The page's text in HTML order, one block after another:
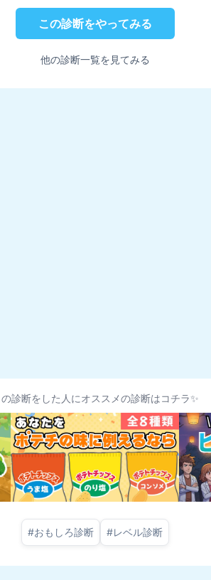
この診断をやってみる
他の診断一覧を見てみる
の診断をした人にオススメの診断はコチラ✨
#おもしろ診断 #レベル診断